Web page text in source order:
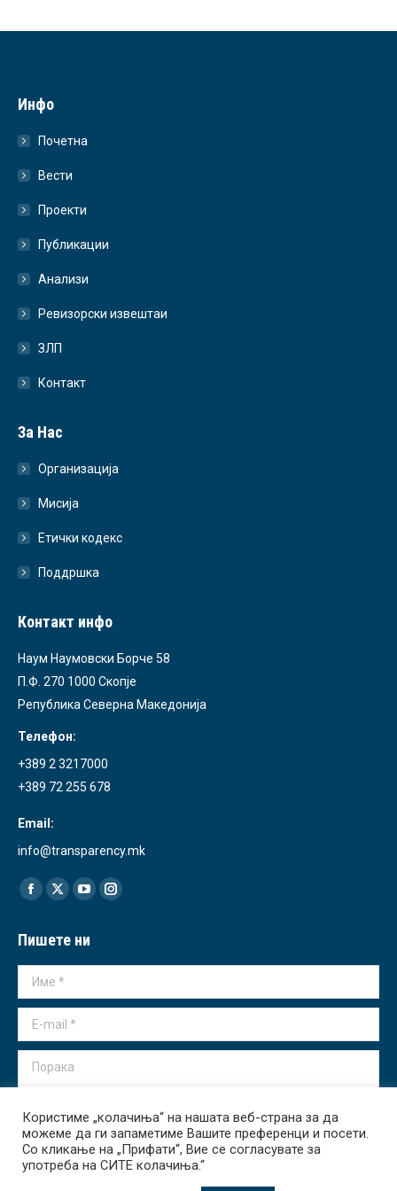
Инфо
Почетна
Вести
Проекти
Публикации
Анализи
Ревизорски извештаи
ЗЛП
Контакт
За Нас
Организација
Мисија
Етички кодекс
Поддршка
Контакт инфо
Наум Наумовски Борче 58
П.Ф. 270 1000 Скопје
Република Северна Македонија
Телефон:
+389 2 3217000
+389 72 255 678
Email:
info@transparency.mk
Find us on:
Facebook
opens
in
new
X
opens
in
YouTube
opens
in
Instagram
in
Пишете ни
Име *
E-mail *
Порака
Испрати
Користиме „колачиња“ на нашата веб-страна за да
можеме да ги запаметиме Вашите преференци и посети.
Со кликање на „Прифати“, Вие се согласувате за
употреба на СИТЕ колачиња.“